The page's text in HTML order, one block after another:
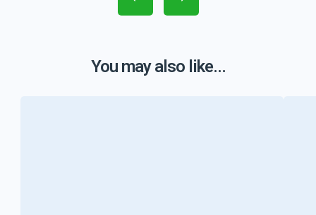
You may also like...